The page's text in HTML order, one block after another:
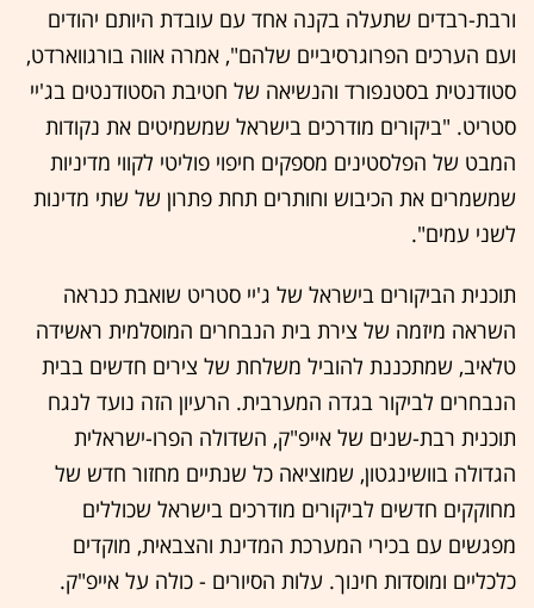
ורבת-רבדים שתעלה בקנה אחד עם עובדת היותם יהודים
ועם הערכים הפרוגרסיביים שלהם", אמרה אווה בורגווארדט,
סטודנטית בסטנפורד והנשיאה של חטיבת הסטודנטים בג'יי
סטריט. "ביקורים מודרכים בישראל שמשמיטים את נקודות
המבט של הפלסטינים מספקים חיפוי פוליטי לקווי מדיניות
שמשמרים את הכיבוש וחותרים תחת פתרון של שתי מדינות
לשני עמים".
תוכנית הביקורים בישראל של ג'יי סטריט שואבת כנראה
השראה מיזמה של צירת בית הנבחרים המוסלמית ראשידה
טלאיב, שמתכננת להוביל משלחת של צירים חדשים בבית
הנבחרים לביקור בגדה המערבית. הרעיון הזה נועד לנגח
תוכנית רבת-שנים של אייפ"ק, השדולה הפרו-ישראלית
הגדולה בוושינגטון, שמוציאה כל שנתיים מחזור חדש של
מחוקקים חדשים לביקורים מודרכים בישראל שכוללים
מפגשים עם בכירי המערכת המדינת והצבאית, מוקדים
כלכליים ומוסדות חינוך. עלות הסיורים - כולה על אייפ"ק.